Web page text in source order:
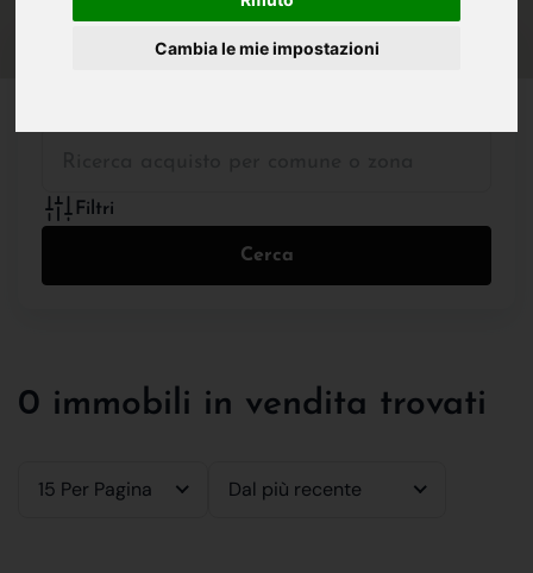
Cambia le mie impostazioni
Filtri
Cerca
0 immobili in vendita trovati
15 Per Pagina Dal più recente